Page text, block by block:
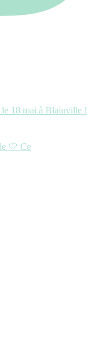
le 18 mai à Blainville !
🤍 Ce